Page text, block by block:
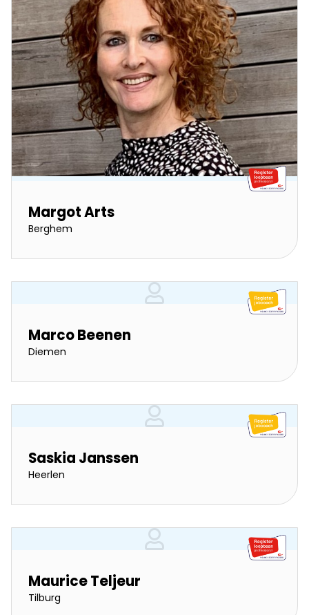
Margot Arts
Berghem
Marco Beenen
Diemen
Saskia Janssen
Heerlen
Maurice Teljeur
Tilburg